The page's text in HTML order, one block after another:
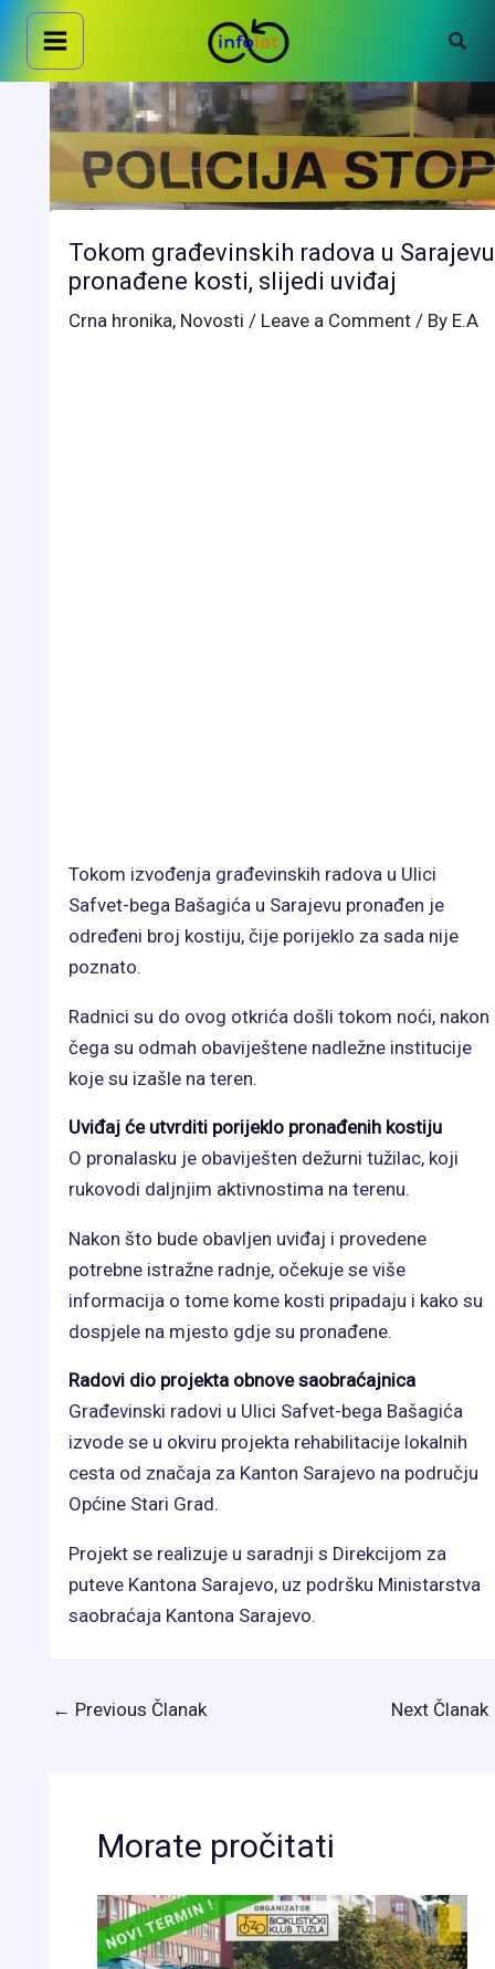
Skip
content
Tokom građevinskih radova u Sarajevu
pronađene kosti, slijedi uviđaj
Crna hronika, Novosti / Leave a Comment / By E.A
Tokom izvođenja građevinskih radova u Ulici
Safvet-bega Bašagića u Sarajevu pronađen je
određeni broj kostiju, čije porijeklo za sada nije
poznato.
Radnici su do ovog otkrića došli tokom noći, nakon
čega su odmah obaviještene nadležne institucije
koje su izašle na teren.
Uviđaj će utvrditi porijeklo pronađenih kostiju
O pronalasku je obaviješten dežurni tužilac, koji
rukovodi daljnjim aktivnostima na terenu.
Nakon što bude obavljen uviđaj i provedene
potrebne istražne radnje, očekuje se više
informacija o tome kome kosti pripadaju i kako su
dospjele na mjesto gdje su pronađene.
Radovi dio projekta obnove saobraćajnica
Građevinski radovi u Ulici Safvet-bega Bašagića
izvode se u okviru projekta rehabilitacije lokalnih
cesta od značaja za Kanton Sarajevo na području
Općine Stari Grad.
Projekt se realizuje u saradnji s Direkcijom za
puteve Kantona Sarajevo, uz podršku Ministarstva
saobraćaja Kantona Sarajevo.
← Previous Članak Next Članak
Morate pročitati